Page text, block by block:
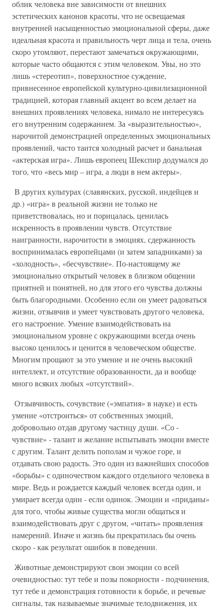
облик человека вне зависимости от внешних
эстетических канонов красоты, что не освещаемая
внутренней насыщенностью эмоциональной сферы, даже
идеальная красота и правильность черт лица и тела, очень
скоро утомляют, перестают замечаться окружающими,
которые часто общаются с этим человеком. Увы, но это
лишь «стереотип», поверхностное суждение,
привнесенное европейской культурно-цивилизационной
традицией, которая главный акцент во всем делает на
внешних проявлениях человека, нимало не интересуясь
его внутренним содержанием. За «выразительностью»,
нарочитой демонстрацией определенных эмоциональных
проявлений, часто таится холодный расчет и банальная
«актерская игра». Лишь европеец Шекспир додумался до
того, что «весь мир – игра, а люди в нем актеры».
В других культурах (славянских, русской, индейцев и
др.) «игра» в реальной жизни не только не
приветствовалась, но и порицалась, ценилась
искренность в проявлении чувств. Отсутствие
наигранности, нарочитости в эмоциях, сдержанность
воспринималась европейцами (и затем западниками) за
«холодность», «бесчувствие». По-настоящему же
эмоционально открытый человек в близком общении
приятней и понятней, но для этого его чувства должны
быть благородными. Особенно если он умеет радоваться
жизни, отзывчив и умеет чувствовать другого человека,
его настроение. Умение взаимодействовать на
эмоциональном уровне с окружающими всегда очень
высоко ценилось и ценится в человеческом обществе.
Многим прощают за это умение и не очень высокий
интеллект, и отсутствие образованности, да и вообще
много всяких любых «отсутствий».
Отзывчивость, сочувствие («эмпатия» в науке) и есть
умение «отстроиться» от собственных эмоций,
добровольно отдав другому частицу души. «Со -
чувствие» - талант и желание испытывать эмоции вместе
с другим. Талант делить пополам и чужое горе, и
отдавать свою радость. Это один из важнейших способов
«борьбы» с одиночеством каждого отдельного человека в
мире. Ведь и рождается каждый человек всегда один, и
умирает всегда один - если одинок. Эмоции и «приданы»
для того, чтобы живые существа могли общаться и
взаимодействовать друг с другом, «читать» проявления
намерений. Иначе и жизнь бы прекратилась бы очень
скоро - как результат ошибок в поведении.
Животные демонстрируют свои эмоции со всей
очевидностью: тут тебе и позы покорности - подчинения,
тут тебе и демонстрация готовности к борьбе, и речевые
сигналы, так называемые значимые телодвижения, их